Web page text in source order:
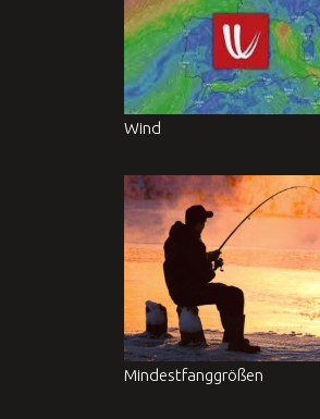
Wind
Mindestfanggrößen